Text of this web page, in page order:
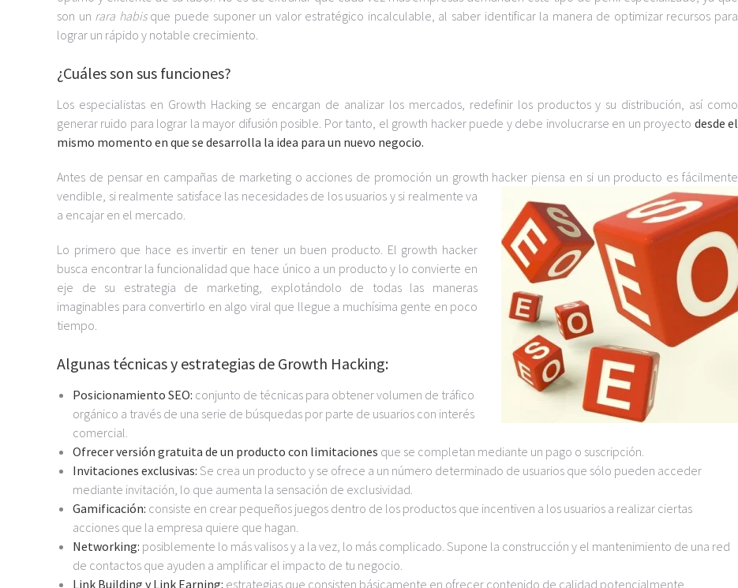
son un rara habisque puede suponer un valor estratégico incalculable, al saber identificar la manera de optimizar recursos para
lograr un rápido y notable crecimiento.
¿Cuáles son sus funciones?
Los especialistas en Growth Hacking se encargan de analizar los mercados, redefinir los productos y su distribución, así como
generar ruido para lograr la mayor difusión posible. Por tanto, el growth hacker puede y debe involucrarse en un proyecto desde el
mismo momento en que se desarrolla la idea para un nuevo negocio.
Antes de pensar en campañas de marketing o acciones de promoción un growth hacker piensa en si un producto es fácilmente
vendible, si realmente satisface las necesidades de los usuarios y si realmente va
a encajar en el mercado.
Lo primero que hace es invertir en tener un buen producto. El growth hacker
busca encontrar la funcionalidad que hace único a un producto y lo convierte en
eje de su estrategia de marketing, explotándolo de todas las maneras
imaginables para convertirlo en algo viral que llegue a muchísima gente en poco
tiempo.
Algunas técnicas y estrategias de Growth Hacking:
Posicionamiento SEO: conjunto de técnicas para obtener volumen de tráfico
orgánico a través de una serie de búsquedas por parte de usuarios con interés
comercial.
Ofrecer versión gratuita de un producto con limitaciones que se completan mediante un pago o suscripción.
Invitaciones exclusivas: Se crea un producto y se ofrece a un número determinado de usuarios que sólo pueden acceder
mediante invitación, lo que aumenta la sensación de exclusividad.
Gamificación: consiste en crear pequeños juegos dentro de los productos que incentiven a los usuarios a realizar ciertas
acciones que la empresa quiere que hagan.
Networking: posiblemente lo más valisos y a la vez, lo más complicado. Supone la construcción y el mantenimiento de una red
de contactos que ayuden a amplificar el impacto de tu negocio.
Link Building y Link Earning: estrategias que consisten básicamente en ofrecer contenido de calidad potencialmente